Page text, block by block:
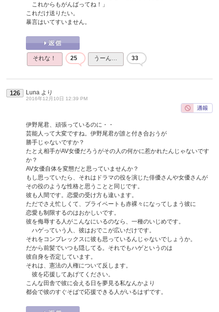
これからもがんばってね！」
これだけ送りたい。
暴言はいてすいません。
それな！ 25 うーん… 33
126 Luna より
2016年12月10日 12:39 PM
伊野尾君、頑張っているのに・・
芸能人って大変ですね。伊野尾君が誰と付き合おうが
勝手じゃないですか？
たとえ相手がAV女優だろうがその人の何かに惹かれたんじゃないです
か？
AV女優自体を変態だと思っていませんか？
もし思っていたら、それはドラマの役を演じた俳優さんや女優さんが
その役のような性格と思うことと同じです。
彼も人間です。恋愛の受け方も違います。
ただでさえ忙しくて、プライベートも赤裸々になってしまう彼に
恋愛も制限するのはおかしいです。
彼を侮辱する人がこんなにいるのなら、一種のいじめです。
ハゲっていう人、彼はおでこが広いだけです。
それをコンプレックスに彼も思っているんじゃないでしょうか。
だから前髪でいつも隠してる。それでもハゲというのは
彼自身を否定しています。
それは、憲法の人権について反します。
彼を応援してあげてください。
こんな田舎で彼に会える日を夢見る私なんかより
都会で彼のすぐそばで応援できる人がいるはずです。